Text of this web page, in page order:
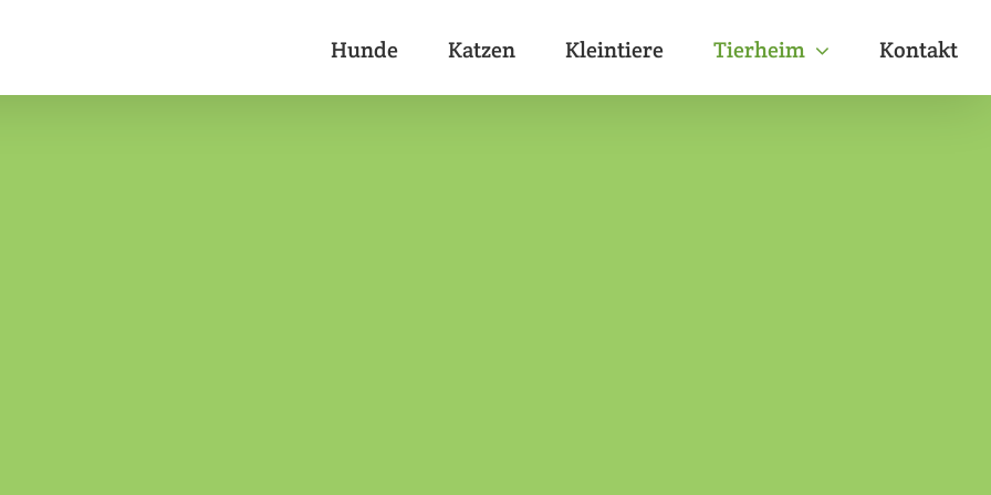
Hunde Katzen Kleintiere Tierheim Kontakt